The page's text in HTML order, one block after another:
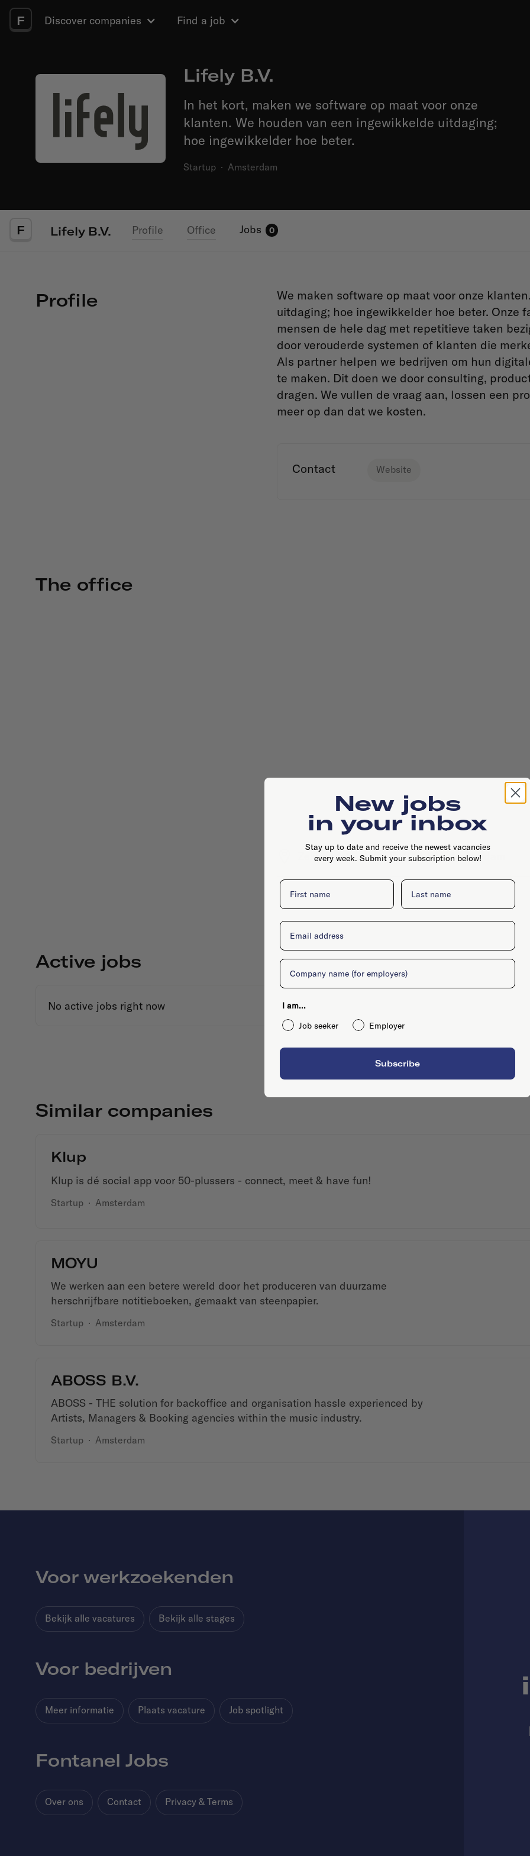
F Discover companies Find a job
Lifely B.V.
In het kort, maken we software op maat voor onze
klanten. We houden van een ingewikkelde uitdaging;
hoe ingewikkelder hoe beter.
Startup · Amsterdam
F Lifely B.V. Profile Office Jobs 0
Profile
We maken software op maat voor onze
uitdaging; hoe ingewikkelder hoe beter. Onze
mensen de hele dag met repetitieve taken
door verouderde systemen of klanten die
Als partner helpen we bedrijven om hun
te maken. Dit doen we door consulting,
dragen. We vullen de vraag aan, lossen een
meer op dan dat we kosten.
Contact Website
The office
Zekeringstraat, 23-B, 1014 BM, Amsterdam
Active jobs
No active jobs right now
Similar companies
Klup
Klup is dé social app voor 50-plussers - connect, meet & have fun!
Startup · Amsterdam
MOYU
We werken aan een betere wereld door het produceren van duurzame
herschrijfbare notitieboeken, gemaakt van steenpapier.
Startup · Amsterdam
ABOSS B.V.
ABOSS - THE solution for backoffice and organisation hassle experienced by
Artists, Managers & Booking agencies within the music industry.
Startup · Amsterdam
Voor werkzoekenden
Bekijk alle vacatures Bekijk alle stages
Voor bedrijven
Meer informatie Plaats vacature Job spotlight
Fontanel Jobs
Over ons Contact Privacy & Terms
New jobs
in your inbox
Stay up to date and receive the newest vacancies
every week. Submit your subscription below!
First name Last name
Email
Company
I am...
Job seeker
Employer
Subscribe